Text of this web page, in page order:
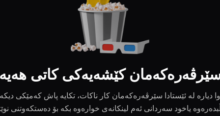
کێشەیەکی کاتی
وا دیارە لە ئێستادا سێرڤەرەکەمان کار ناکات، تکایە پاش کەمێکی دیکە
یاخود سەردانی ئەم لینکانەی خوارەوە بکە بۆ دەستکەوتنی